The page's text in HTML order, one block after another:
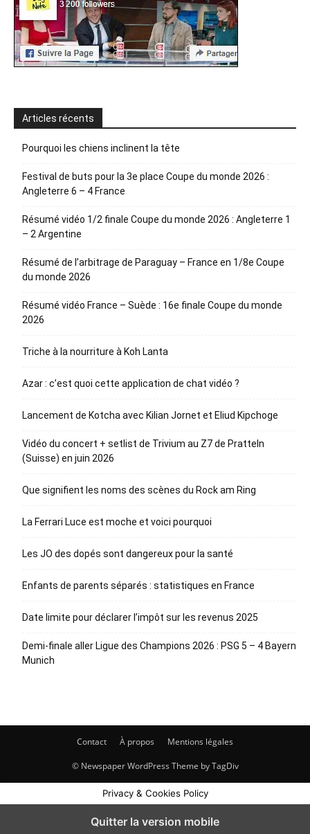
Articles récents
Pourquoi les chiens inclinent la tête
Festival de buts pour la 3e place Coupe du monde 2026 :
Angleterre 6 – 4 France
Résumé vidéo 1/2 finale Coupe du monde 2026 : Angleterre 1
– 2 Argentine
Résumé de l’arbitrage de Paraguay – France en 1/8e Coupe
du monde 2026
Résumé vidéo France – Suède : 16e finale Coupe du monde
2026
Triche à la nourriture à Koh Lanta
Azar : c’est quoi cette application de chat vidéo ?
Lancement de Kotcha avec Kilian Jornet et Eliud Kipchoge
Vidéo du concert + setlist de Trivium au Z7 de Pratteln
(Suisse) en juin 2026
Que signifient les noms des scènes du Rock am Ring
La Ferrari Luce est moche et voici pourquoi
Les JO des dopés sont dangereux pour la santé
Enfants de parents séparés : statistiques en France
Date limite pour déclarer l’impôt sur les revenus 2025
Demi-finale aller Ligue des Champions 2026 : PSG 5 – 4 Bayern
Munich
Contact À propos Mentions légales
© Newspaper WordPress Theme by TagDiv
Privacy & Cookies Policy
Quitter la version mobile